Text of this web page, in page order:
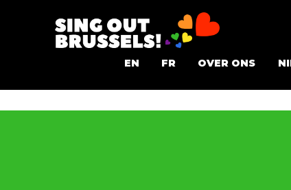
inhoudOut
Brussels!
EN FR OVER ONS